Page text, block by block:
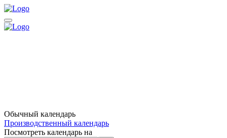
Обычный календарь
Производственный календарь
Посмотреть календарь на